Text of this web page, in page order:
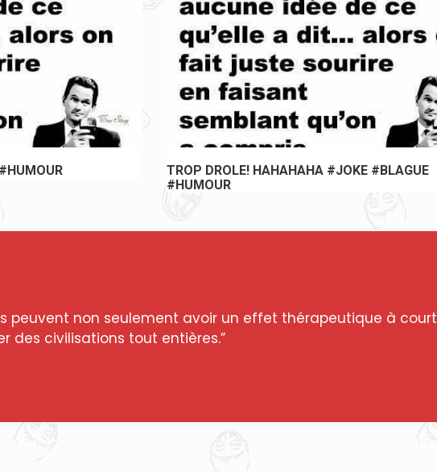
TROP DROLE! HAHAHAHA #JOKE #BLAGUE
#HUMOUR
peuvent non seulement avoir un effet thérapeutique à court
des civilisations tout entières.”